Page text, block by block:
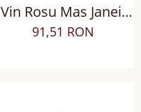
Vin Rosu Mas Janeil
AOP Côtes du
Roussillon Villages
91,51 RON